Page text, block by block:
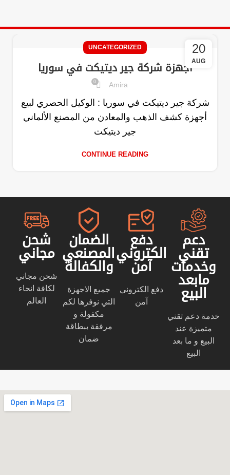
20
AUG
UNCATEGORIZED
اجهزة شركة جير ديتيكت في سوريا
Amira
0
شركة جير ديتيكت في سوريا : الوكيل الحصري لبيع
أجهزة كشف الذهب والمعادن من المصنع الألماني
جير ديتيكت
CONTINUE READING
شحن
مجاني
شحن مجاني
لكافة انحاء
العالم
الضمان
المصنعي
والكفالة
جميع الاجهزة
التي نوفرها لكم
مكفولة و
مرفقة ببطاقة
ضمان
دفع
الكتروني
آمن
دفع الكتروني
آمن
دعم
تقني
وخدمات
مابعد
البيع
خدمة دعم تقني
متميزة عند
البيع و ما بعد
البيع